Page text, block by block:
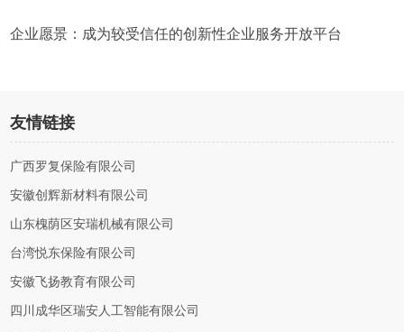
企业愿景：成为较受信任的创新性企业服务开放平台
友情链接
广西罗复保险有限公司
安徽创辉新材料有限公司
山东槐荫区安瑞机械有限公司
台湾悦东保险有限公司
安徽飞扬教育有限公司
四川成华区瑞安人工智能有限公司